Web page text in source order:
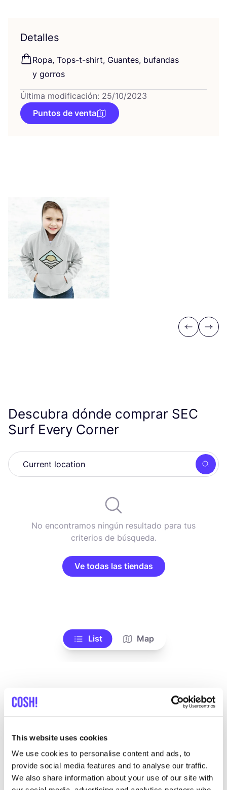
This website uses cookies
We use cookies to personalise content and ads, to
provide social media features and to analyse our traffic.
We also share information about your use of our site with
Detalles
Ropa, Tops-t-shirt, Guan­tes, bufan­das
y gorros
Última modificación: 25/10/2023
Puntos de venta
Previous
Next
Descubra dónde comprar SEC
Surf Every Corner
No encontramos ningún resultado para tus
criterios de búsqueda.
Ve todas las tiendas
List Map
Otras marcas